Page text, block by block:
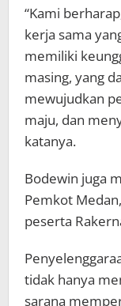
“Kami
kerja sama
memiliki
masing, yang
mewujudkan
maju, dan
katanya.
Bodewin juga
Pemkot
peserta
tidak hanya
sarana